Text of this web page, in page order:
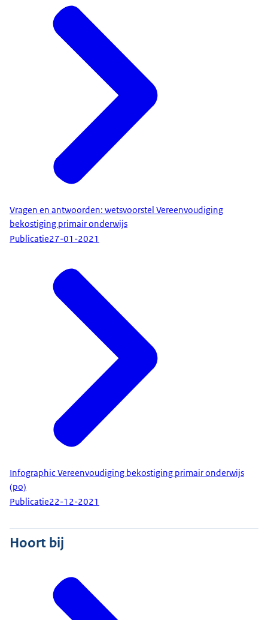
Vragen en antwoorden: wetsvoorstel Vereenvoudiging
bekostiging primair onderwijs
Publicatie27-01-2021
Infographic Vereenvoudiging bekostiging primair onderwijs
(po)
Publicatie22-12-2021
Hoort bij